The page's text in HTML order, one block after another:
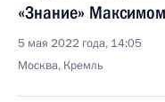
«Знание»
5 мая 2022 года, 14:05
Москва, Кремль